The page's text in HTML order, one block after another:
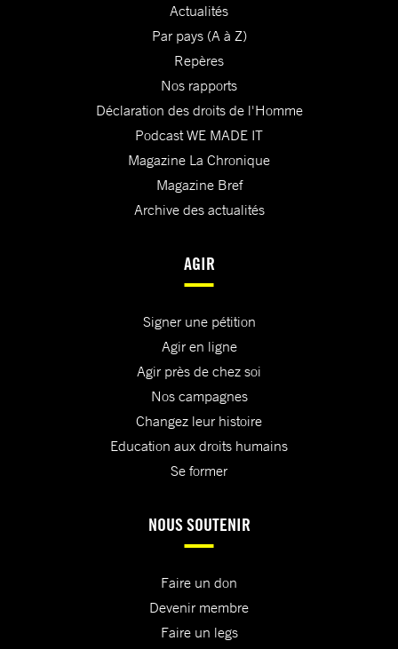
Actualités
Par pays (A à Z)
Repères
Nos rapports
Déclaration des droits de l'Homme
Podcast WE MADE IT
Magazine La Chronique
Magazine Bref
Archive des actualités
AGIR
Signer une pétition
Agir en ligne
Agir près de chez soi
Nos campagnes
Changez leur histoire
Education aux droits humains
Se former
NOUS SOUTENIR
Faire un don
Devenir membre
Faire un legs